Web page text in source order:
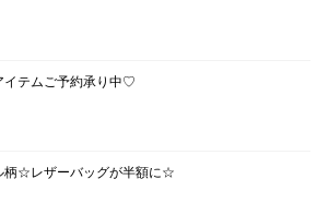
テムご予約承り中♡
柄☆レザーバッグが半額に☆